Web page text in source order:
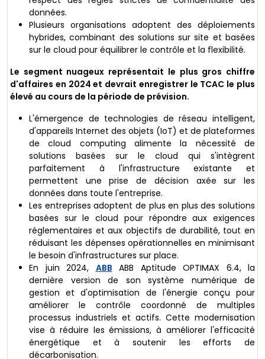
données.
Plusieurs organisations adoptent des déploiements
hybrides, combinant des solutions sur site et basées
sur le cloud pour équilibrer le contrôle et la flexibilité.
Le segment nuageux représentait le plus gros chiffre
d'affaires en 2024 et devrait enregistrer le TCAC le plus
élevé au cours de la période de prévision.
L'émergence de technologies de réseau intelligent,
d'appareils Internet des objets (IoT) et de plateformes
de cloud computing alimente la nécessité de
solutions basées sur le cloud qui s'intègrent
parfaitement à l'infrastructure existante et
permettent une prise de décision axée sur les
données dans toute l'entreprise.
Les entreprises adoptent de plus en plus des solutions
basées sur le cloud pour répondre aux exigences
réglementaires et aux objectifs de durabilité, tout en
réduisant les dépenses opérationnelles en minimisant
le besoin d'infrastructures sur place.
En juin 2024, ABB ABB Aptitude OPTIMAX 6.4, la
dernière version de son système numérique de
gestion et d'optimisation de l'énergie conçu pour
améliorer le contrôle coordonné de multiples
processus industriels et actifs. Cette modernisation
vise à réduire les émissions, à améliorer l'efficacité
énergétique et à soutenir les efforts de
décarbonisation.